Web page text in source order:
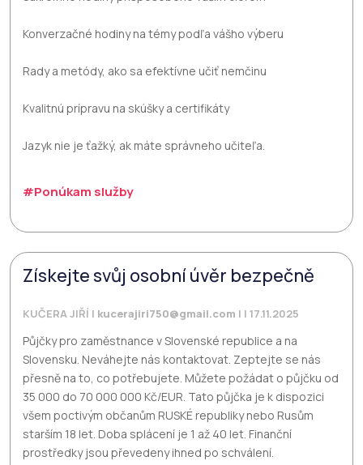
Konverzačné hodiny na témy podľa vášho výberu
Rady a metódy, ako sa efektívne učiť nemčinu
Kvalitnú prípravu na skúšky a certifikáty
Jazyk nie je ťažký, ak máte správneho učiteľa.
#Ponúkam služby
Získejte svůj osobní úvěr bezpečně
KUČERA JIŘÍ | kucerajiri750@gmail.com | | 17.11.2025
Půjčky pro zaměstnance v Slovenské republice a na
Slovensku. Neváhejte nás kontaktovat. Zeptejte se nás
přesně na to, co potřebujete. Můžete požádat o půjčku od
35 000 do 70 000 000 Kč/EUR. Tato půjčka je k dispozici
všem poctivým občanům RUSKÉ republiky nebo Rusům
starším 18 let. Doba splácení je 1 až 40 let. Finanční
prostředky jsou převedeny ihned po schválení.